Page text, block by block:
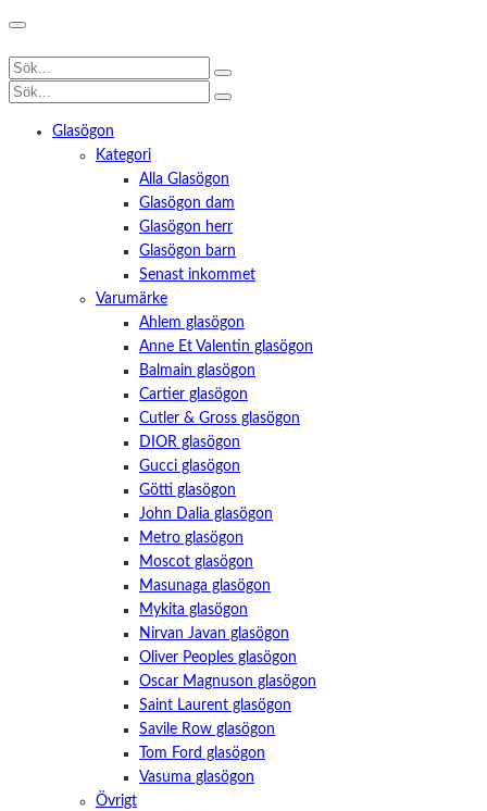
Glasögon
Kategori
Alla Glasögon
Glasögon dam
Glasögon herr
Glasögon barn
Senast inkommet
Varumärke
Ahlem glasögon
Anne Et Valentin glasögon
Balmain glasögon
Cartier glasögon
Cutler & Gross glasögon
DIOR glasögon
Gucci glasögon
Götti glasögon
John Dalia glasögon
Metro glasögon
Moscot glasögon
Masunaga glasögon
Mykita glasögon
Nirvan Javan glasögon
Oliver Peoples glasögon
Oscar Magnuson glasögon
Saint Laurent glasögon
Savile Row glasögon
Tom Ford glasögon
Vasuma glasögon
Övrigt